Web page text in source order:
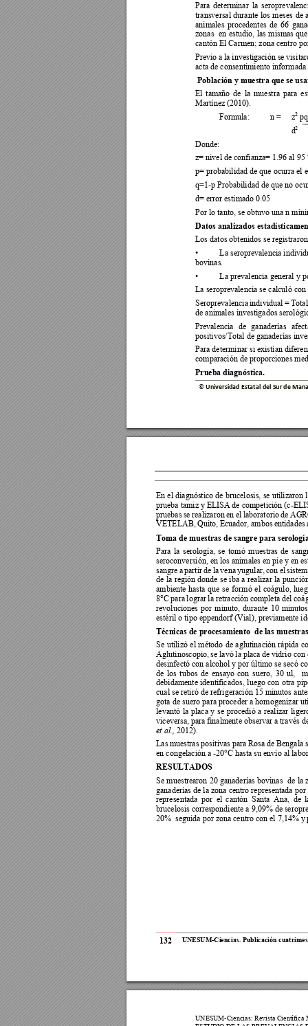
© Universidad Estatal del Sur de M
Para determinar la
transversal durante los meses de
animales procedentes de 66
zonas en estudio, las mismas
cantón El Carmen; zona centro
Previo a la investigación se visi
acta de consentimiento
Población y muestra que se
El tamaño de la muestra para
Martínez (2010).
Formula:          n =     z2
                                   d
2
Donde:
z= nivel de confianza= 1.96 al
p= probabilidad de que ocurra el
q=1-p Probabilidad de que no
d= error estimado 0.05
Por lo tanto, se obtuvo una n
Datos analizados
Los datos obtenidos se
• La seroprevalencia
bovinas.
•
La prevalencia general y
La seroprevalencia se calculó
Seroprevalencia individual =
de animales investigados
Prevalencia de ganaderías
positivos/Total de ganaderías
Para determinar si existían
comparación de proporciones
Prueba diagnóstica.
132 UNESUM-Ciencias. Publicación
En el diagnóstico de brucelosis, se utilizaron
prueba tamiz y ELISA de competición (c-
pruebas se realizaron en el laboratorio de
VETELAB, Quito, Ecuador, ambos entidades
Toma de muestras de sangre para
Para la serología, se tomó muestras de s
seroconversión, en los animales en pie y en
sangre a partir de la vena yugular, con el
de la región donde se iba a realizar la pu
ambiente hasta que se formó el coágulo,
8°C para lograr la retracción completa del coá
revoluciones por minuto, durante 10 minutos
estéril o tipo eppendorf (Vial), previamente
Técnicas de procesamiento  de las muestras
Se utilizó el método de aglutinación rápida
Aglutinoscopio, se lavó la placa de vidrio con
desinfectó con alcohol y por último se secó
de los tubos de ensayo con suero, 30 ul,
debidamente identificados, luego con otra
cual se retiró de refrigeración 15 minutos
gota de suero para proceder a homogenizar
levantó la placa y se procedió a realizar li
viceversa, para finalmente observar a través
et al., 2012).
Las muestras positivas para Rosa de Bengala
en congelación a -20°C hasta su envío al
RESULTADOS
Se muestrearon 20 ganaderías bovinas de la
ganaderías de la zona centro representada
representada por  el cantón  Santa Ana, de
brucelosis correspondiente a 9,09% de
20%  seguida por zona centro con el 7,14% y
UNESUM-Ciencias: Revista Científica